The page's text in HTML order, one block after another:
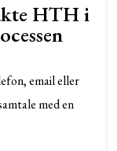
HTH i
email eller
med en